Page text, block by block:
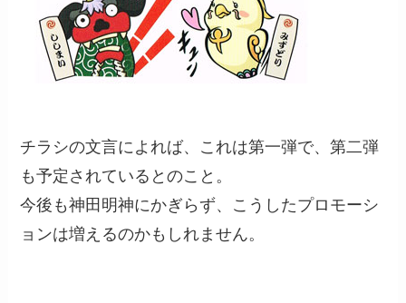
チラシの文言によれば、これは第一弾で、第二弾
も予定されているとのこと。
今後も神田明神にかぎらず、こうしたプロモーシ
ョンは増えるのかもしれません。